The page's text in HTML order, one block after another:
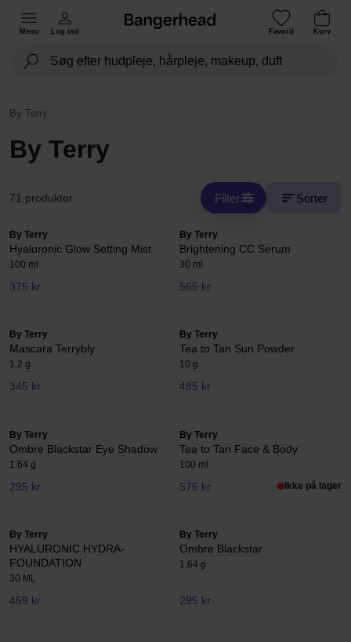
Menu Log ind Favorit Kurv
By Terry
By Terry
71 produkter Filter Sorter
By Terry
Hyaluronic Glow Setting Mist
100 ml
375 kr
By Terry
Brightening CC Serum
30 ml
565 kr
By Terry
Mascara Terrybly
1,2 g
345 kr
By Terry
Tea to Tan Sun Powder
10 g
485 kr
By Terry
Ombre Blackstar Eye Shadow
1.64 g
295 kr
By Terry
Tea to Tan Face & Body
100 ml
575 kr Ikke på lager
By Terry
HYALURONIC HYDRA-
FOUNDATION
30 ML
459 kr
By Terry
Ombre Blackstar
1,64 g
295 kr